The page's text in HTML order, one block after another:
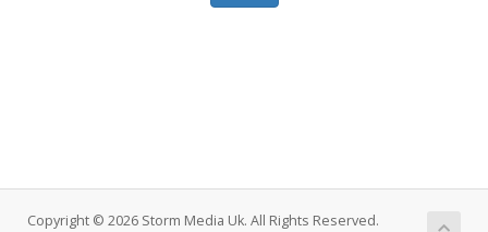
Copyright © 2026 Storm Media Uk. All Rights Reserved.